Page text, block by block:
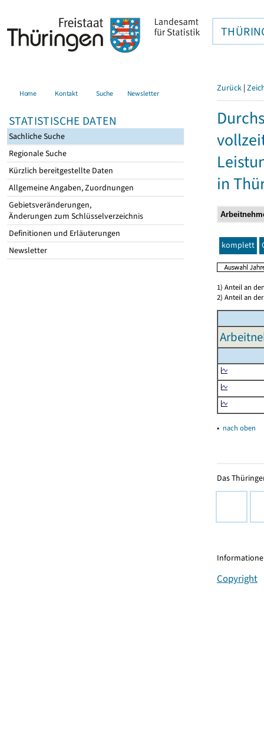
Home Kontakt Suche Newsletter
STATISTISCHE DATEN
Sachliche Suche
Regionale Suche
Kürzlich bereitgestellte Daten
Allgemeine Angaben, Zuordnungen
Gebietsveränderungen,
Änderungen zum Schlüsselverzeichnis
Definitionen und Erläuterungen
Newsletter
Zurück |
in
komplett
1) Anteil an
2) Anteil an
▴ nach oben
Das
Copyright